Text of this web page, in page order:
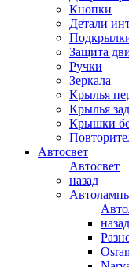
Кнопки
Детали
Защита
Ручки
Зеркала
Крылья
Крылья
Крышки
Автосвет
Автосвет
назад
назад